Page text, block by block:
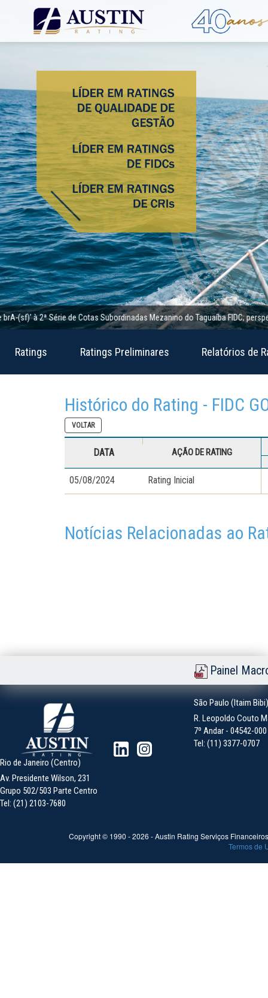
2ª Série de Cotas Subordinadas Mezanino do Taguaíba FIDC; perspectiva
Ratings Ratings Preliminares Relatórios de
Histórico do Rating - FIDC
VOLTAR
DATA AÇÃO DE RATING
05/08/2024 Rating Inicial
Notícias Relacionadas ao
Painel
São Paulo (Itaim Bibi)
R. Leopoldo Couto
7º Andar - 04542-
Tel: (11) 3377-0707
Rio de Janeiro (Centro)
Av. Presidente Wilson, 231
Grupo 502/503 Parte Centro
Tel: (21) 2103-7680
Copyright © 1990 -2026 - Austin Rating Serviços
Termos de